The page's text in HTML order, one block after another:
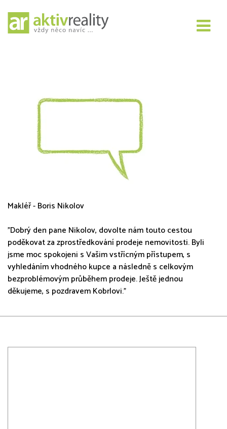
Makléř - Boris Nikolov
"Dobrý den pane Nikolov, dovolte nám touto cestou
poděkovat za zprostředkování prodeje nemovitosti. Byli
jsme moc spokojeni s Vašim vstřícným přístupem, s
vyhledáním vhodného kupce a následně s celkovým
bezproblémovým průběhem prodeje. Ještě jednou
děkujeme, s pozdravem Kobrlovi."